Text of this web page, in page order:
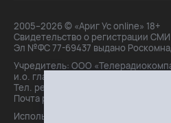
2005–2026 © «Ариг Ус online» 18+
Свидетельство о регистрации СМИ
Эл №ФС 77-69437 выдано
Учредитель: ООО
и.о. главного редактора: Маханова
Тел. peдakции: +7(3012)21-30-14,
Почта peдakции: editor@arigus.tv
Использование материалов